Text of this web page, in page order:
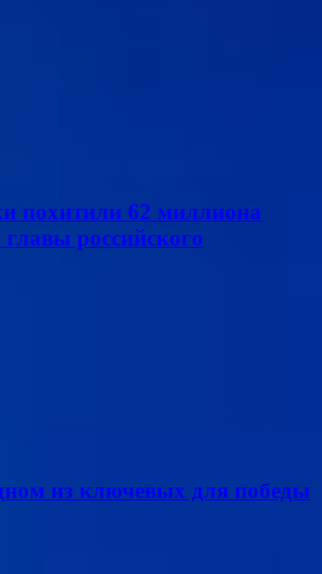
похитили 62 миллиона
российского
из ключевых для победы